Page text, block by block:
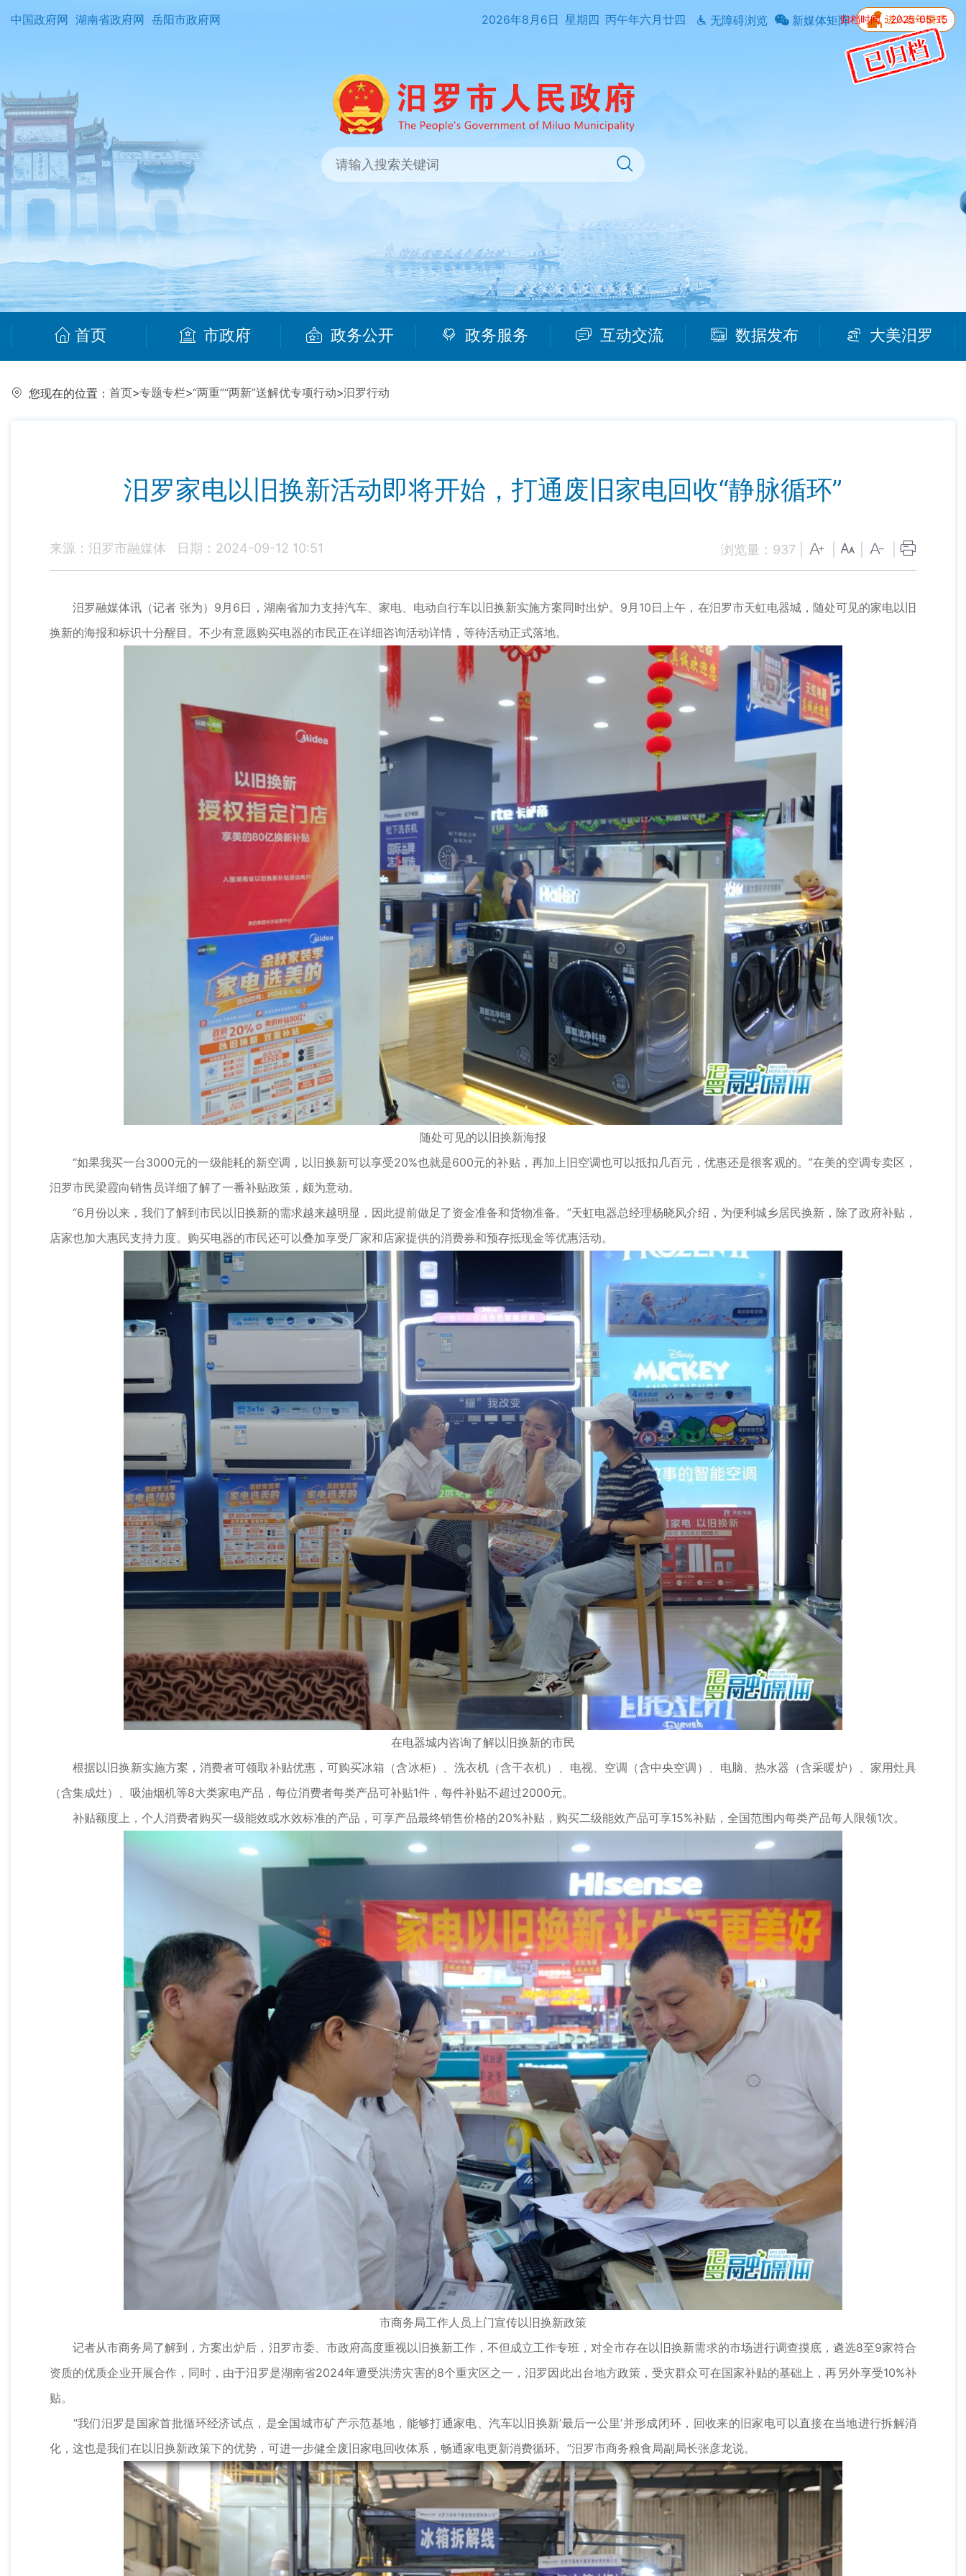
归档时间：2025-05-15
中国政府网 湖南省政府网 岳阳市政府网 2026年8月6日 星期四 丙午年六月廿四 无障碍浏览 新媒体矩阵
首页 市政府 政务公开 政务服务 互动交流 数据发布 大美汨罗
您现在的位置： 首页>专题专栏>“两重”“两新”送解优专项行动>汩罗行动
汨罗家电以旧换新活动即将开始，打通废旧家电回收“静脉循环”
来源：汨罗市融媒体 日期：2024-09-12 10:51 浏览量： 937
汨罗融媒体讯（记者 张为）9月6日，湖南省加力支持汽车、家电、电动自行车以旧换新实施方案同时出炉。9月10日上午，在汨罗市天虹电器城，随处可见的家电以旧
换新的海报和标识十分醒目。不少有意愿购买电器的市民正在详细咨询活动详情，等待活动正式落地。
随处可见的以旧换新海报
“如果我买一台3000元的一级能耗的新空调，以旧换新可以享受20%也就是600元的补贴，再加上旧空调也可以抵扣几百元，优惠还是很客观的。”在美的空调专卖区，
汨罗市民梁霞向销售员详细了解了一番补贴政策，颇为意动。
“6月份以来，我们了解到市民以旧换新的需求越来越明显，因此提前做足了资金准备和货物准备。”天虹电器总经理杨晓风介绍，为便利城乡居民换新，除了政府补贴，
店家也加大惠民支持力度。购买电器的市民还可以叠加享受厂家和店家提供的消费券和预存抵现金等优惠活动。
在电器城内咨询了解以旧换新的市民
根据以旧换新实施方案，消费者可领取补贴优惠，可购买冰箱（含冰柜）、洗衣机（含干衣机）、电视、空调（含中央空调）、电脑、热水器（含采暖炉）、家用灶具
（含集成灶）、吸油烟机等8大类家电产品，每位消费者每类产品可补贴1件，每件补贴不超过2000元。
补贴额度上，个人消费者购买一级能效或水效标准的产品，可享产品最终销售价格的20%补贴，购买二级能效产品可享15%补贴，全国范围内每类产品每人限领1次。
市商务局工作人员上门宣传以旧换新政策
记者从市商务局了解到，方案出炉后，汨罗市委、市政府高度重视以旧换新工作，不但成立工作专班，对全市存在以旧换新需求的市场进行调查摸底，遴选8至9家符合
资质的优质企业开展合作，同时，由于汨罗是湖南省2024年遭受洪涝灾害的8个重灾区之一，汨罗因此出台地方政策，受灾群众可在国家补贴的基础上，再另外享受10%补
贴。
“我们汨罗是国家首批循环经济试点，是全国城市矿产示范基地，能够打通家电、汽车以旧换新‘最后一公里’并形成闭环，回收来的旧家电可以直接在当地进行拆解消
化，这也是我们在以旧换新政策下的优势，可进一步健全废旧家电回收体系，畅通家电更新消费循环。”汨罗市商务粮食局副局长张彦龙说。